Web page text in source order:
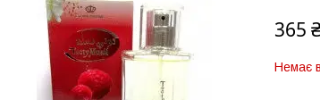
365
Немає